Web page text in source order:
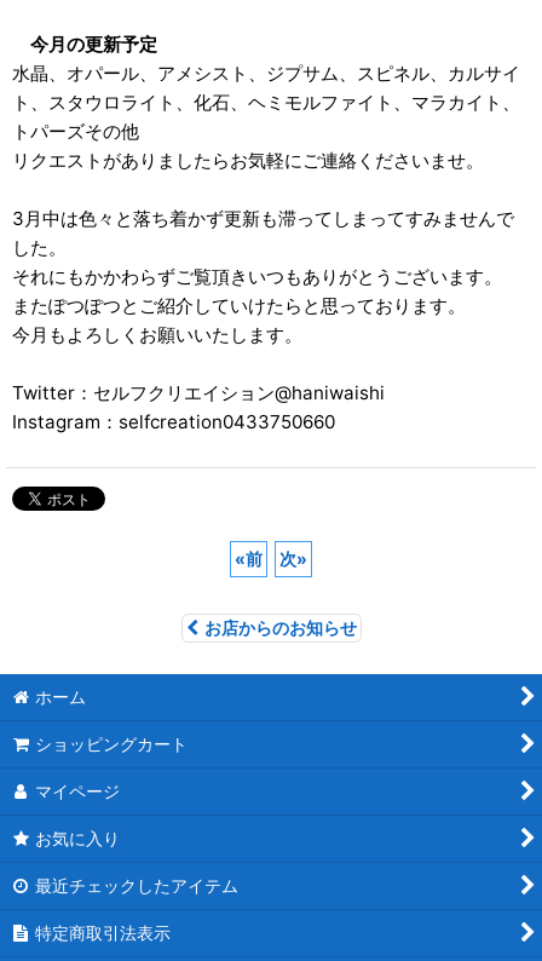
今月の更新予定
水晶、オパール、アメシスト、ジプサム、スピネル、カルサイ
ト、スタウロライト、化石、ヘミモルファイト、マラカイト、
トパーズその他
リクエストがありましたらお気軽にご連絡くださいませ。
3月中は色々と落ち着かず更新も滞ってしまってすみませんで
した。
それにもかかわらずご覧頂きいつもありがとうございます。
またぽつぽつとご紹介していけたらと思っております。
今月もよろしくお願いいたします。
Twitter：セルフクリエイション@haniwaishi
Instagram：selfcreation0433750660
«前 次»
お店からのお知らせ
ホーム
ショッピングカート
マイページ
お気に入り
最近チェックしたアイテム
特定商取引法表示